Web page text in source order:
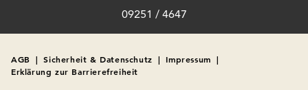
09251 / 4647
AGB | Sicherheit & Datenschutz | Impressum |
Erklärung zur Barrierefreiheit